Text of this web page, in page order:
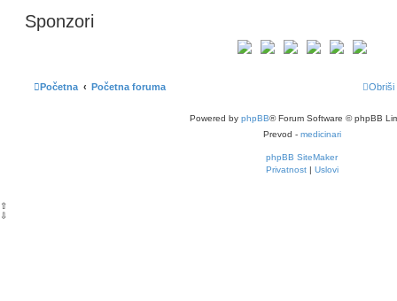
Sponzori
Početna Početna foruma Obriši
Powered by phpBB® Forum Software © phpBB
Prevod - medicinari
phpBB SiteMaker
Privatnost | Uslovi
⇧
⇩